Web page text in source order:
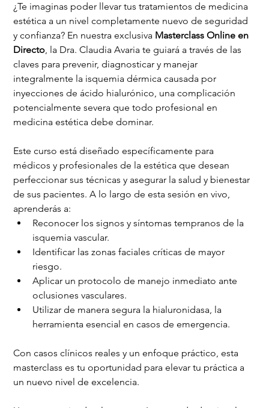
¿Te imaginas poder llevar tus tratamientos de medicina
estética a un nivel completamente nuevo de seguridad
y confianza? En nuestra exclusiva Masterclass Online en
Directo, la Dra. Claudia Avaria te guiará a través de las
claves para prevenir, diagnosticar y manejar
integralmente la isquemia dérmica causada por
inyecciones de ácido hialurónico, una complicación
potencialmente severa que todo profesional en
medicina estética debe dominar.
Este curso está diseñado específicamente para
médicos y profesionales de la estética que desean
perfeccionar sus técnicas y asegurar la salud y bienestar
de sus pacientes. A lo largo de esta sesión en vivo,
aprenderás a:
Reconocer los signos y síntomas tempranos de la
isquemia vascular.
Identificar las zonas faciales críticas de mayor
riesgo.
Aplicar un protocolo de manejo inmediato ante
oclusiones vasculares.
Utilizar de manera segura la hialuronidasa, la
herramienta esencial en casos de emergencia.
Con casos clínicos reales y un enfoque práctico, esta
masterclass es tu oportunidad para elevar tu práctica a
un nuevo nivel de excelencia.